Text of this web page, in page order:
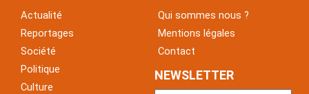
o
o
k
Actualité
Reportages
Société
Politique
Culture
Qui sommes nous ?
Mentions légales
Contact
NEWSLETTER